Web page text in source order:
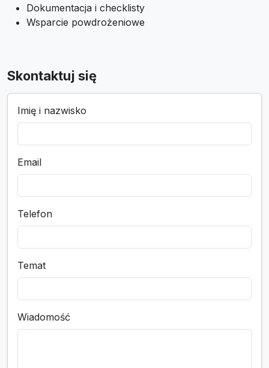
Dokumentacja i checklisty
Wsparcie powdrożeniowe
Skontaktuj się
Imię i nazwisko
Email
Telefon
Temat
Wiadomość